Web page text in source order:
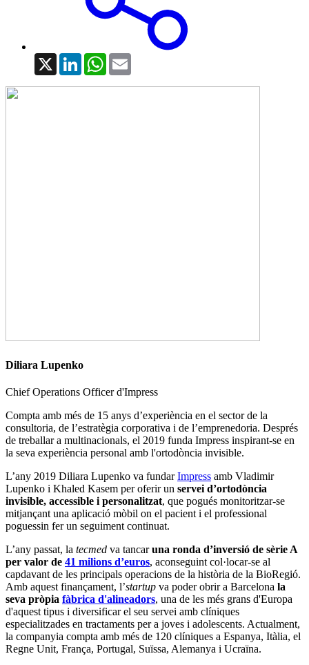
X LinkedInWhatsApp
Diliara Lupenko
Chief Operations Officer d'Impress
Compta amb més de 15 anys d’experiència en el sector de la
consultoria, de l’estratègia corporativa i de l’emprenedoria. Després
de treballar a multinacionals, el 2019 funda Impress inspirant-se en
la seva experiència personal amb l'ortodòncia invisible.
L’any 2019 Diliara Lupenko va fundarImpress amb Vladimir
Lupenko i Khaled Kasem per oferir un servei d’ortodòncia
invisible, accessible i personalitzat, que pogués monitoritzar-se
mitjançant una aplicació mòbil on el pacient i el professional
poguessin fer un seguiment continuat.
L’any passat, la tecmed va tancaruna ronda d’inversió de sèrie A
per valor de 41 milions d’euros, aconseguint col·locar-se al
capdavant de les principals operacions de la història de la BioRegió.
Amb aquest finançament, l’startup va poder obrir a Barcelona la
seva pròpia fàbrica d'alineadors, una de les més grans d'Europa
d'aquest tipus i diversificar el seu servei amb clíniques
especialitzades en tractaments per a joves i adolescents. Actualment,
la companyia compta amb més de 120 clíniques a Espanya, Itàlia, el
Regne Unit, França, Portugal, Suïssa, Alemanya i Ucraïna.